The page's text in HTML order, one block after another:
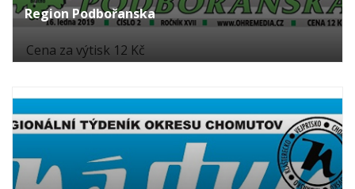
Region Podbořanska
Cena za výtisk 12 Kč